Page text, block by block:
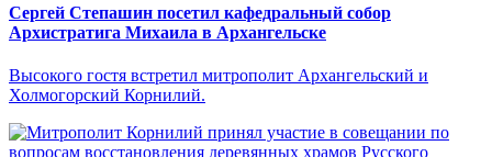
Сергей Степашин посетил кафедральный собор
Архистратига Михаила в Архангельске
Высокого гостя встретил митрополит Архангельский и
Холмогорский Корнилий.